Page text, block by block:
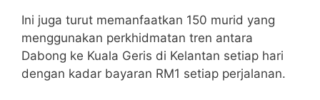
Ini juga turut memanfaatkan 150 murid yang
menggunakan perkhidmatan tren antara
Dabong ke Kuala Geris di Kelantan setiap hari
dengan kadar bayaran RM1 setiap perjalanan.